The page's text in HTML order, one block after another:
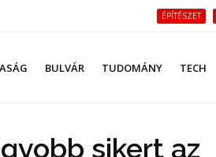
ÉPÍTÉSZET
BULVÁR TUDOMÁNY TECH
sikert az